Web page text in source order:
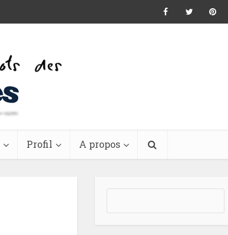
Profil A propos